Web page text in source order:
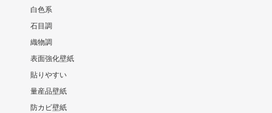
白色系
石目調
織物調
表面強化壁紙
貼りやすい
量産品壁紙
防カビ壁紙